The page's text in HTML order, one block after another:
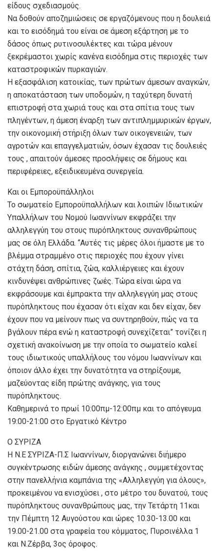
είδους σχεδιασμούς.
Να δοθούν αποζημιώσεις σε εργαζόμενους που η δουλειά
και το εισόδημά του είναι σε άμεση εξάρτηση με το
δάσος όπως ρυτινοσυλέκτες και τώρα μένουν
ξεκρέμαστοι χωρίς κανένα εισόδημα στις περιοχές των
καταστροφικών πυρκαγιών.
Η εξασφάλιση κατοικίας, των πρώτων άμεσων αναγκών,
η αποκατάσταση των υποδομών, η ταχύτερη δυνατή
επιστροφή στα χωριά τους και στα σπίτια τους των
πληγέντων, η άμεση έναρξη των αντιπλημμυρικών έργων,
την οικονομική στήριξη όλων των οικογενειών, των
αγροτών και επαγγελματιών, όσων έχασαν τις δουλειές
τους , απαιτούν άμεσες προσλήψεις σε δήμους και
περιφέρειες, εξειδικευμένα συνεργεία.
Kαι οι Εμποροϋπάλληλοι
Το σωματείο Εμποροϋπαλλήλων και λοιπών Ιδιωτικών
Υπαλλήλων του Νομού Ιωαννίνων εκφράζει την
αλληλεγγύη του στους πυρόπληκτους συνανθρώπους
μας σε όλη Ελλάδα. “Αυτές τις μέρες όλοι ήμαστε με το
βλέμμα στραμμένο στις περιοχές που έχουν γίνει
στάχτη δάση, σπίτια, ζώα, καλλιέργειες και έχουν
κινδυνέψει ανθρώπινες ζωές. Τώρα είναι ώρα να
εκφράσουμε και έμπρακτα την αλληλεγγύη μας στους
πυρόπληκτους που έχασαν ότι είχαν και δεν είχαν, δεν
έχουν που να μείνουν πως να συντηρηθούν, πώς να τα
βγάλουν πέρα ενώ η καταστροφή συνεχίζεται” τονίζει η
σχετική ανακοίνωση με την οποία το σωματείο καλεί
τους ιδιωτικούς υπαλλήλους του νόμου Ιωαννίνων και
όποιον άλλο έχει την δυνατότητα να στηρίξουμε,
μαζεύοντας είδη πρώτης ανάγκης, για τους
πυρόπληκτους.
Καθημερινά το πρωί 10:00πμ-12:00πμ και το απόγευμα
19:00-21:00 στο Εργατικό Κέντρο
Ο ΣΥΡΙΖΑ
H N.E ΣΥΡΙΖΑ-Π.Σ Ιωαννίνων, διοργανώνει διήμερο
συγκέντρωσης ειδών άμεσης ανάγκης , συμμετέχοντας
στην πανελλήνια καμπάνια της «Αλληλεγγύη για όλους»,
προκειμένου να ενισχύσει , στο μέτρο του δυνατού, τους
πυρόπληκτους συνανθρώπους μας, την Τετάρτη 11και
την Πέμπτη 12 Αυγούστου και ώρες 10.30-13.00 και
19.00-21.00 στα γραφεία του κόμματος, Πυρσινέλλα 1
και Ν.Ζέρβα, 3ος όροφος.